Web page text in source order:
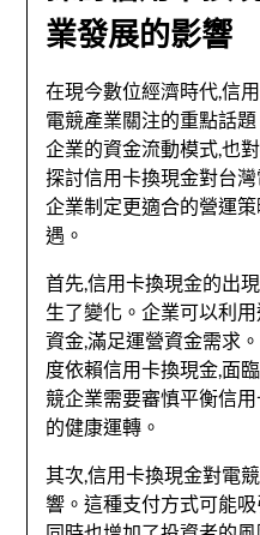
業發展的影響
在現今數位經濟時代,信
電競產業關注的重點話
企業的資金流動模式,也
探討信用卡換現金對台
企業制定更適合的營運
遇。
首先,信用卡換現金的出
生了變化。企業可以利
資金,滿足運營資金需求
度依賴信用卡換現金,面
競企業需要審慎平衡信
的健康運轉。
其次,信用卡換現金對電
響。這種支付方式可能